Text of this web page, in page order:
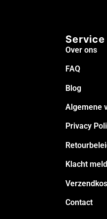
Over ons
FAQ
Blog
Algemene
Privacy
Klacht
Contact